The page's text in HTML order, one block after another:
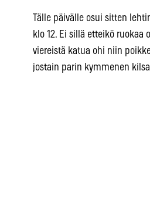
Tälle päivälle osui sitten
klo 12. Ei sillä etteikö
viereistä katua ohi niin
jostain parin kymmenen